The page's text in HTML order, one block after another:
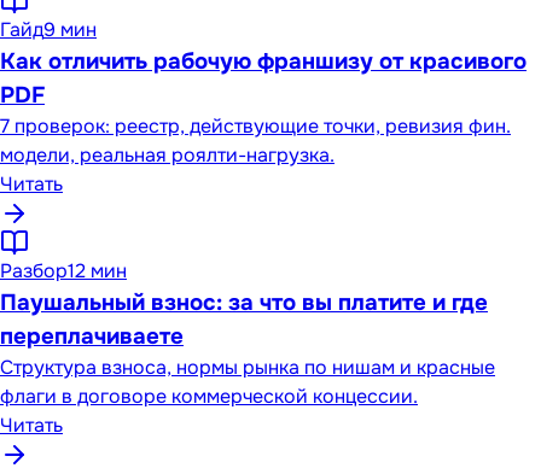
Гайд9 мин
Как отличить рабочую франшизу от красивого
PDF
7 проверок: реестр, действующие точки, ревизия фин.
модели, реальная роялти-нагрузка.
Читать
Разбор12 мин
Паушальный взнос: за что вы платите и где
переплачиваете
Структура взноса, нормы рынка по нишам и красные
флаги в договоре коммерческой концессии.
Читать